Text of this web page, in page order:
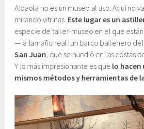
Albaola no es un museo al uso. Aquí no
mirando vitrinas. Este lugar es un
especie de taller-museo en el que
—¡a tamaño real! un barco ballenero del
San Juan , que se hundió en las costas
Y lo más impresionante es que lo
mismos métodos y herramientas de